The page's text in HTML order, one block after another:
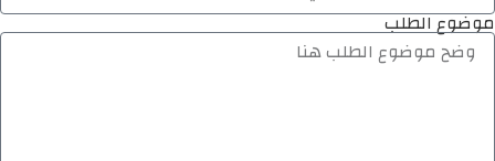
موضوع الطلب